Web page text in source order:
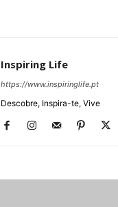
Inspiring Life
https://www.inspiringlife.pt
Descobre, Inspira-te, Vive